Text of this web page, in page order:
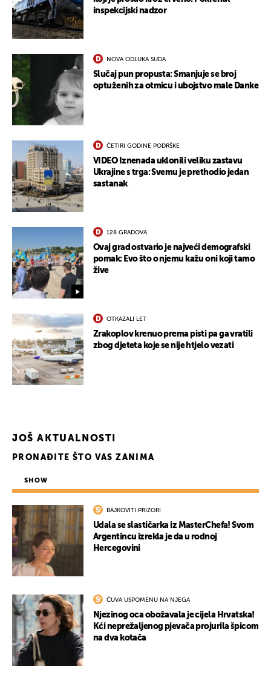
inspekcijski nadzor
NOVA ODLUKA SUDA
Slučaj pun propusta: Smanjuje se broj
optuženih za otmicu i ubojstvo male Danke
ČETIRI GODINE PODRŠKE
VIDEO Iznenada uklonili veliku zastavu
Ukrajine s trga: Svemu je prethodio jedan
sastanak
128 GRADOVA
Ovaj grad ostvario je najveći demografski
pomak: Evo što o njemu kažu oni koji tamo
žive
OTKAZALI LET
Zrakoplov krenuo prema pisti pa ga vratili
zbog djeteta koje se nije htjelo vezati
JOŠ AKTUALNOSTI
PRONAĐITE ŠTO VAS ZANIMA
SHOW
BAJKOVITI PRIZORI
Udala se slastičarka iz MasterChefa! Svom
Argentincu izrekla je da u rodnoj
Hercegovini
ČUVA USPOMENU NA NJEGA
Njezinog oca obožavala je cijela Hrvatska!
Kći neprežaljenog pjevača projurila špicom
na dva kotača